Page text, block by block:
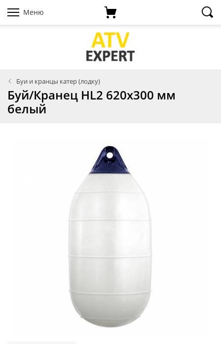
Меню
Буи и кранцы катер (лодку)
Буй/Кранец HL2 620х300 мм
белый